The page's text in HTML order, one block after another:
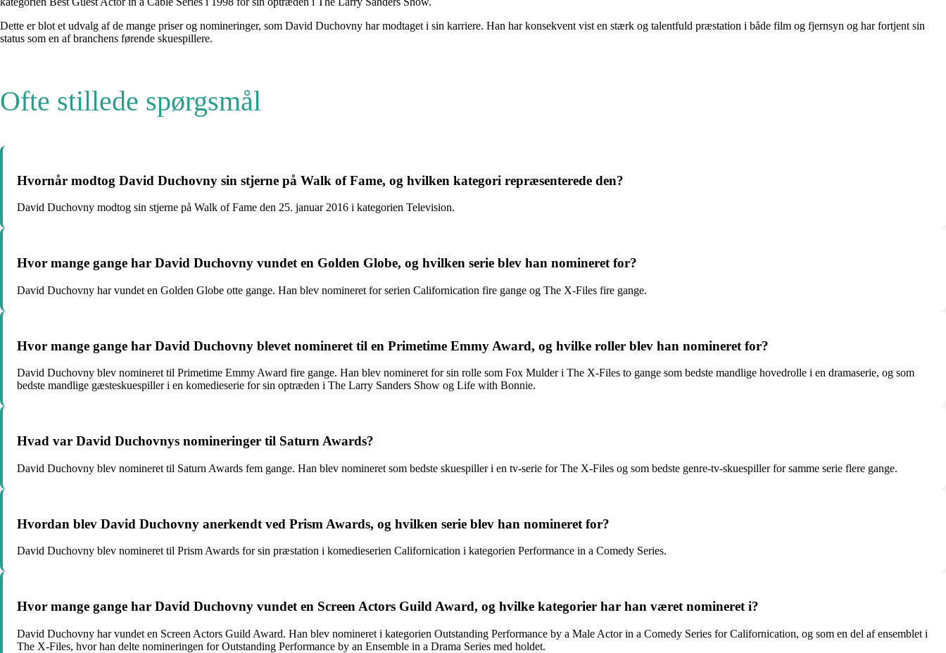
Dette er blot et udvalg af de mange priser og nomineringer, som David Duchovny har modtaget i sin karriere. Han har konsekvent vist en stærk og talentfuld præstation i både film og fjernsyn og har fortjent sin
status som en af branchens førende skuespillere.
Ofte stillede spørgsmål
Hvornår modtog David Duchovny sin stjerne på Walk of Fame, og hvilken kategori repræsenterede den?
David Duchovny modtog sin stjerne på Walk of Fame den 25. januar 2016 i kategorien Television.
Hvor mange gange har David Duchovny vundet en Golden Globe, og hvilken serie blev han nomineret for?
David Duchovny har vundet en Golden Globe otte gange. Han blev nomineret for serien Californication fire gange og The X-Files fire gange.
Hvor mange gange har David Duchovny blevet nomineret til en Primetime Emmy Award, og hvilke roller blev han nomineret for?
David Duchovny blev nomineret til Primetime Emmy Award fire gange. Han blev nomineret for sin rolle som Fox Mulder i The X-Files to gange som bedste mandlige hovedrolle i en dramaserie, og som
bedste mandlige gæsteskuespiller i en komedieserie for sin optræden i The Larry Sanders Show og Life with Bonnie.
Hvad var David Duchovnys nomineringer til Saturn Awards?
David Duchovny blev nomineret til Saturn Awards fem gange. Han blev nomineret som bedste skuespiller i en tv-serie for The X-Files og som bedste genre-tv-skuespiller for samme serie flere gange.
Hvordan blev David Duchovny anerkendt ved Prism Awards, og hvilken serie blev han nomineret for?
David Duchovny blev nomineret til Prism Awards for sin præstation i komedieserien Californication i kategorien Performance in a Comedy Series.
Hvor mange gange har David Duchovny vundet en Screen Actors Guild Award, og hvilke kategorier har han været nomineret i?
David Duchovny har vundet en Screen Actors Guild Award. Han blev nomineret i kategorien Outstanding Performance by a Male Actor in a Comedy Series for Californication, og som en del af ensemblet i
The X-Files, hvor han delte nomineringen for Outstanding Performance by an Ensemble in a Drama Series med holdet.